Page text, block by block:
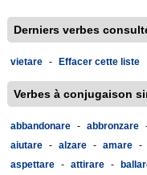
Derniers verbes
vietare - Effacer cette liste
Verbes à conjugaison
abbandonare - abbronzare
aiutare - alzare - amare -
aspettare - attirare -